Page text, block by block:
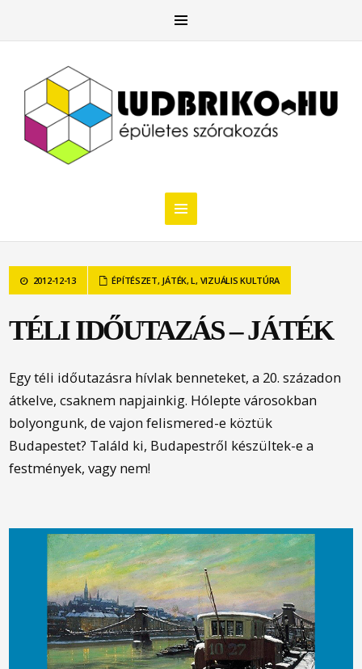
2012-12-13 ÉPÍTÉSZET, JÁTÉK,L, VIZUÁLIS KULTÚRA
TÉLI IDŐUTAZÁS – JÁTÉK
Egy téli időutazásra hívlak benneteket, a 20. századon
átkelve, csaknem napjainkig. Hólepte városokban
bolyongunk, de vajon felismered-e köztük
Budapestet? Találd ki, Budapestről készültek-e a
festmények, vagy nem!